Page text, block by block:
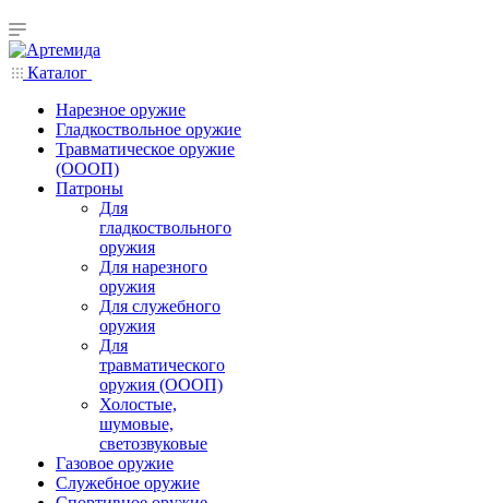
Каталог
Нарезное оружие
Гладкоствольное оружие
Травматическое оружие
(ОООП)
Патроны
Для
гладкоствольного
оружия
Для нарезного
оружия
Для служебного
оружия
Для
травматического
оружия (ОООП)
Холостые,
шумовые,
светозвуковые
Газовое оружие
Служебное оружие